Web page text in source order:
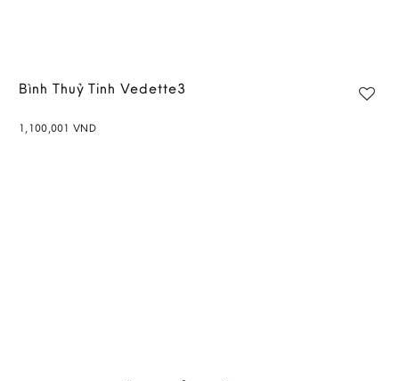
Bình Thuỷ Tinh Vedette3
1,100,001 VND